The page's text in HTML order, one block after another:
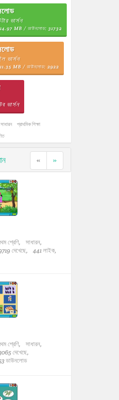
ভার্সন
MB / ডাউনলোড: 31732
ভার্সন
MB / ডাউনলোড: 2922
ভার্সন
সাধারন
প্রাথমিক শিক্ষা
« »
শ্রেণি,
সাধারন,
দেখেছে,
441 লাইক,
শ্রেণি,
সাধারন,
দেখেছে,
ডাউনলোড